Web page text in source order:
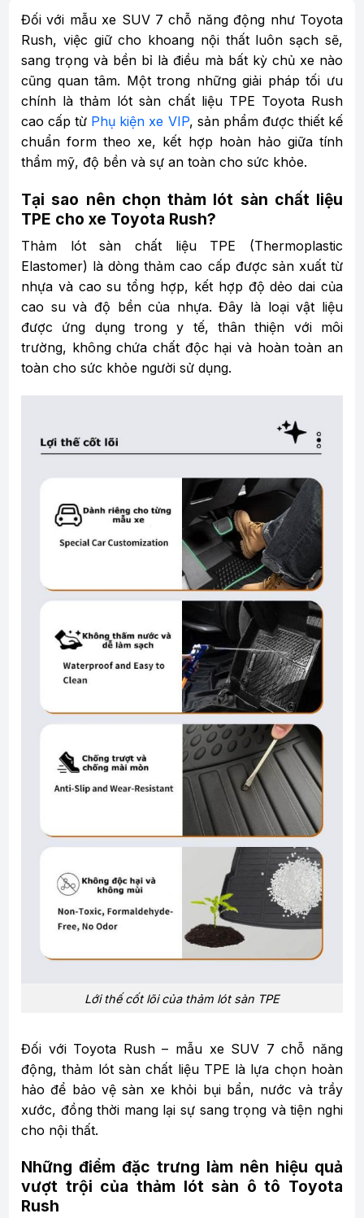
Đối với mẫu xe SUV 7 chỗ năng động như Toyota
Rush, việc giữ cho khoang nội thất luôn sạch sẽ,
sang trọng và bền bỉ là điều mà bất kỳ chủ xe nào
cũng quan tâm. Một trong những giải pháp tối ưu
chính là thảm lót sàn chất liệu TPE Toyota Rush
cao cấp từ Phụ kiện xe VIP, sản phẩm được thiết kế
chuẩn form theo xe, kết hợp hoàn hảo giữa tính
thẩm mỹ, độ bền và sự an toàn cho sức khỏe.
Tại sao nên chọn thảm lót sàn chất liệu
TPE cho xe Toyota Rush?
Thảm lót sàn chất liệu TPE (Thermoplastic
Elastomer) là dòng thảm cao cấp được sản xuất từ
nhựa và cao su tổng hợp, kết hợp độ dẻo dai của
cao su và độ bền của nhựa. Đây là loại vật liệu
được ứng dụng trong y tế, thân thiện với môi
trường, không chứa chất độc hại và hoàn toàn an
toàn cho sức khỏe người sử dụng.
Lới thế cốt lõi của thảm lót sàn TPE
Đối với Toyota Rush – mẫu xe SUV 7 chỗ năng
động, thảm lót sàn chất liệu TPE là lựa chọn hoàn
hảo để bảo vệ sàn xe khỏi bụi bẩn, nước và trầy
xước, đồng thời mang lại sự sang trọng và tiện nghi
cho nội thất.
Những điểm đặc trưng làm nên hiệu quả
vượt trội của thảm lót sàn ô tô Toyota
Rush